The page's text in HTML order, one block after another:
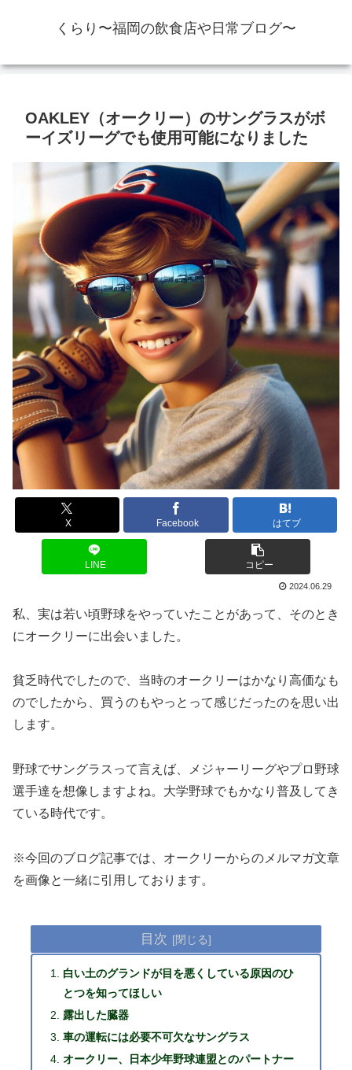
くらり〜福岡の飲食店や日常ブログ〜
OAKLEY（オークリー）のサングラスがボ
ーイズリーグでも使用可能になりました
X Facebook はてブ
LINE コピー
2024.06.29
私、実は若い頃野球をやっていたことがあって、そのとき
にオークリーに出会いました。
貧乏時代でしたので、当時のオークリーはかなり高価なも
のでしたから、買うのもやっとって感じだったのを思い出
します。
野球でサングラスって言えば、メジャーリーグやプロ野球
選手達を想像しますよね。大学野球でもかなり普及してき
ている時代です。
※今回のブログ記事では、オークリーからのメルマガ文章
を画像と一緒に引用しております。
目次
白い土のグランドが目を悪くしている原因のひ
とつを知ってほしい
露出した臓器
車の運転には必要不可欠なサングラス
オークリー、日本少年野球連盟とのパートナー